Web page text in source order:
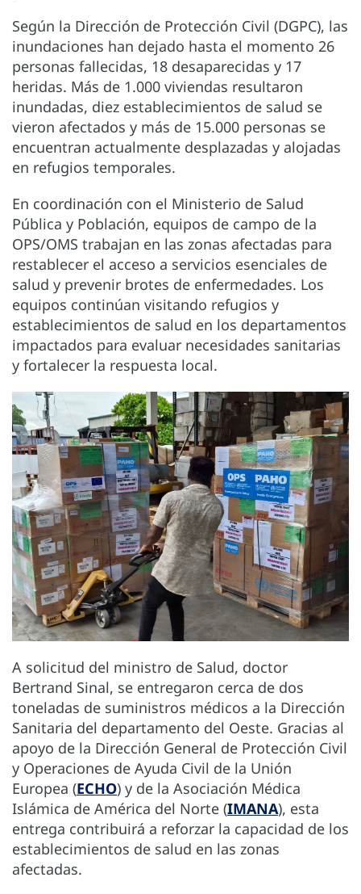
Según la Dirección de Protección Civil (DGPC), las
inundaciones han dejado hasta el momento 26
personas fallecidas, 18 desaparecidas y 17
heridas. Más de 1.000 viviendas resultaron
inundadas, diez establecimientos de salud se
vieron afectados y más de 15.000 personas se
encuentran actualmente desplazadas y alojadas
en refugios temporales.
En coordinación con el Ministerio de Salud
Pública y Población, equipos de campo de la
OPS/OMS trabajan en las zonas afectadas para
restablecer el acceso a servicios esenciales de
salud y prevenir brotes de enfermedades. Los
equipos continúan visitando refugios y
establecimientos de salud en los departamentos
impactados para evaluar necesidades sanitarias
y fortalecer la respuesta local.
A solicitud del ministro de Salud, doctor
Bertrand Sinal, se entregaron cerca de dos
toneladas de suministros médicos a la Dirección
Sanitaria del departamento del Oeste. Gracias al
apoyo de la Dirección General de Protección Civil
y Operaciones de Ayuda Civil de la Unión
Europea (ECHO) y de la Asociación Médica
Islámica de América del Norte (IMANA), esta
entrega contribuirá a reforzar la capacidad de los
establecimientos de salud en las zonas
afectadas.